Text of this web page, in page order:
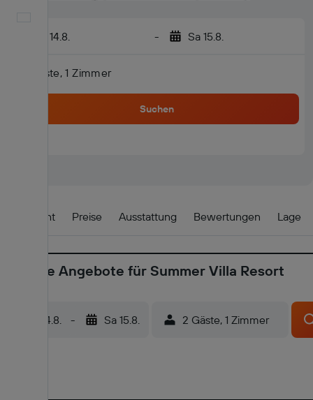
Fr 14.8. - Sa 15.8.
2 Gäste, 1 Zimmer
Suchen
Übersicht Preise Ausstattung Bewertungen Lage
Aktuelle Angebote für Summer Villa Resort
Fr 14.8. - Sa 15.8. 2 Gäste, 1 Zimmer